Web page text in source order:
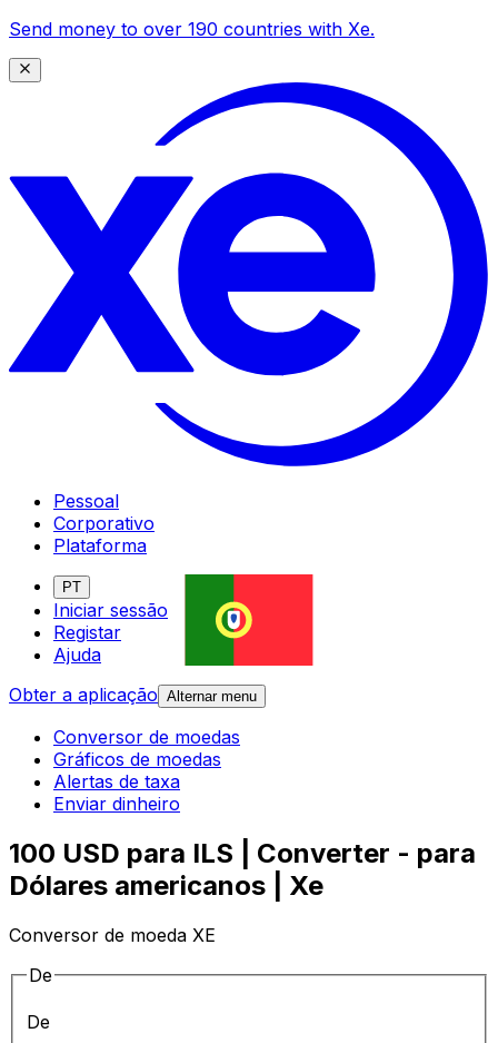
Send money to over 190 countries with Xe.
Pessoal
Corporativo
Plataforma
PT
Iniciar sessão
Registar
Ajuda
Obter a aplicação Alternar menu
Conversor de moedas
Gráficos de moedas
Alertas de taxa
Enviar dinheiro
100 USD para ILS | Converter - para
Dólares americanos | Xe
Conversor de moeda XE
De
De